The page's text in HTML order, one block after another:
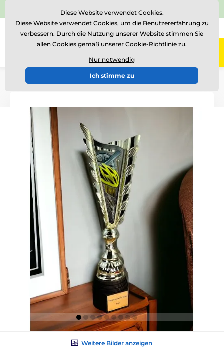
⭐Siehe 504 verifizierte Bewertungen auf
Rufen Sie uns an (Mo-Fr 15-18) +43 676 361 37 22
0
Einführung Acryltrophäen GL1
Weitere Bilder anzeigen
Diese Website verwendet Cookies.
Diese Website verwendet Cookies, um die Benutzererfahrung zu
verbessern. Durch die Nutzung unserer Website stimmen Sie
allen Cookies gemäß unserer Cookie-Richtlinie zu.
Nur notwendig
Ich stimme zu